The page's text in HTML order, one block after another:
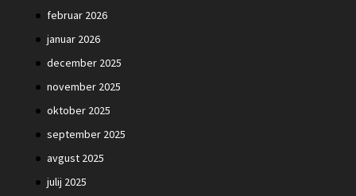
februar 2026
januar 2026
december 2025
november 2025
oktober 2025
september 2025
avgust 2025
julij 2025